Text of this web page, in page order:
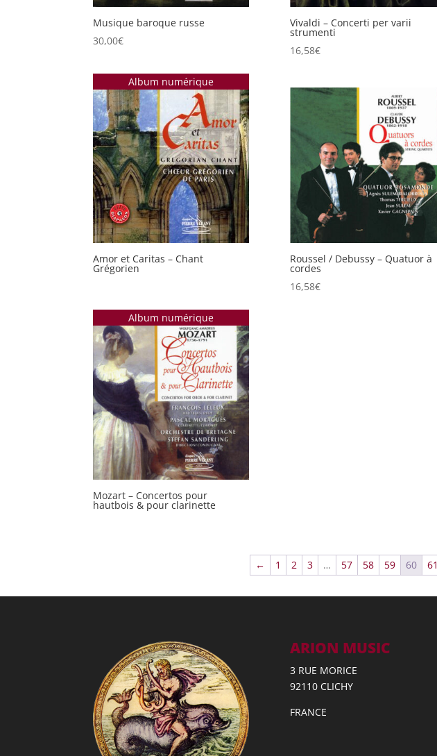
Musique baroque russe
30,00€
Vivaldi – Concerti per varii
strumenti
16,58€
Album numérique
Amor et Caritas – Chant
Grégorien
Roussel / Debussy – Quatuor à
cordes
16,58€
Album numérique
Mozart – Concertos pour
hautbois & pour clarinette
← 1 2 3 … 57 58 59 60 61
ARION MUSIC
3 RUE MORICE
92110 CLICHY
FRANCE